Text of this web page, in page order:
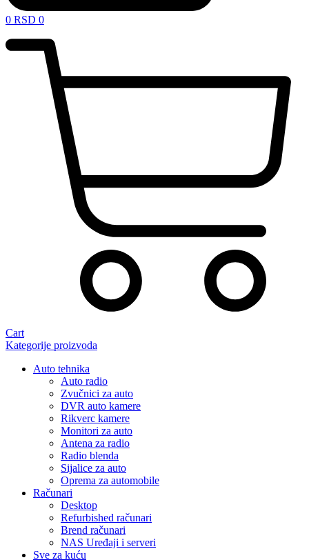
0 RSD 0
Cart
Kategorije proizvoda
Auto tehnika
Auto radio
Zvučnici za auto
DVR auto kamere
Rikverc kamere
Monitori za auto
Antena za radio
Radio blenda
Sijalice za auto
Oprema za automobile
Računari
Desktop
Refurbished računari
Brend računari
NAS Uređaji i serveri
Sve za kuću